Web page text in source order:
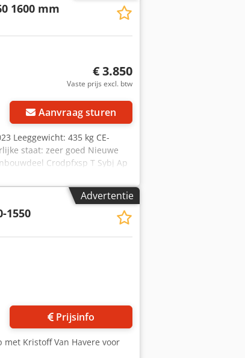
1600 mm
€ 3.850
Vaste prijs excl. btw
Aanvraag sturen
Leeggewicht: 435 kg CE-
staat: zeer goed Nieuwe
Crodpfxsp T Sybj Ap
Advertentie
1550
Prijsinfo
met Kristoff Van Havere voor